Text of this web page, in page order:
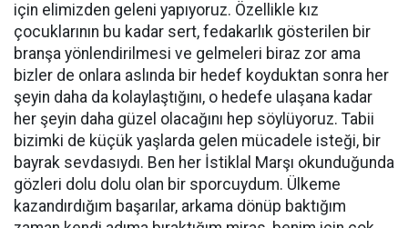
için elimizden geleni yapıyoruz. Özellikle kız
çocuklarının bu kadar sert, fedakarlık gösterilen bir
branşa yönlendirilmesi ve gelmeleri biraz zor ama
bizler de onlara aslında bir hedef koyduktan sonra her
şeyin daha da kolaylaştığını, o hedefe ulaşana kadar
her şeyin daha güzel olacağını hep söylüyoruz. Tabii
bizimki de küçük yaşlarda gelen mücadele isteği, bir
bayrak sevdasıydı. Ben her İstiklal Marşı okunduğunda
gözleri dolu dolu olan bir sporcuydum. Ülkeme
kazandırdığım başarılar, arkama dönüp baktığım